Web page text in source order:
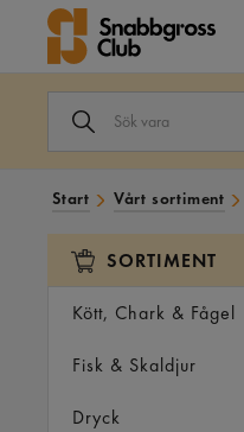
VARA
Start Vårt sortiment
SORTIMENT
Kött, Chark & Fågel
Fisk & Skaldjur
Dryck